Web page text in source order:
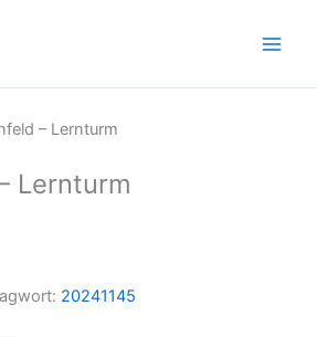
– Lernturm
Lernturm
20241145